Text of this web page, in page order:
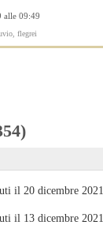
alle 09:49
flegrei
il 20 dicembre 2021
il 13 dicembre 2021